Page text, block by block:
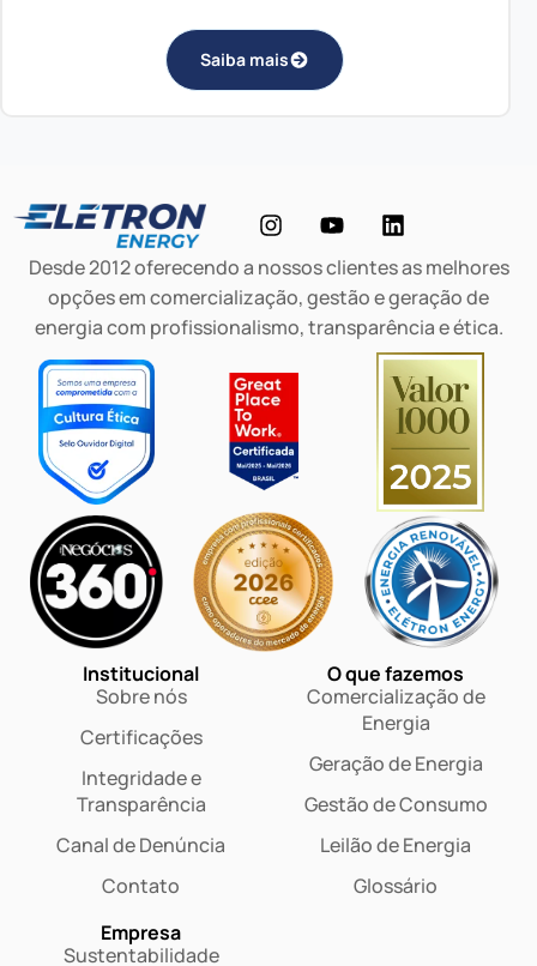
Saiba mais
Desde 2012 oferecendo a nossos clientes as melhores
opções em comercialização, gestão e geração de
energia com profissionalismo, transparência e ética.
Institucional
Sobre nós
Certificações
Integridade e
Transparência
Canal de Denúncia
Contato
O que fazemos
Comercialização de
Energia
Geração de Energia
Gestão de Consumo
Leilão de Energia
Glossário
Empresa
Sustentabilidade